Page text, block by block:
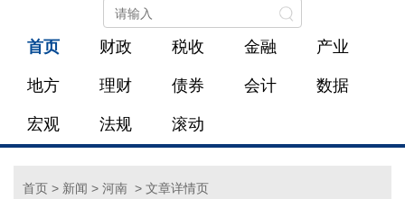
首页 财政 税收 金融 产业
地方 理财 债券 会计 数据
宏观 法规 滚动
首页 > 新闻 > 河南 > 文章详情页